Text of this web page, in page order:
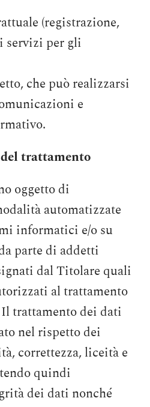
(registrazione,
servizi per gli
che può realizzarsi
e
trattamento
oggetto di
automatizzate
informatici e/o su
parte di addetti
dal Titolare quali
al trattamento
trattamento dei dati
nel rispetto dei
correttezza, liceità e
quindi
dei dati nonché